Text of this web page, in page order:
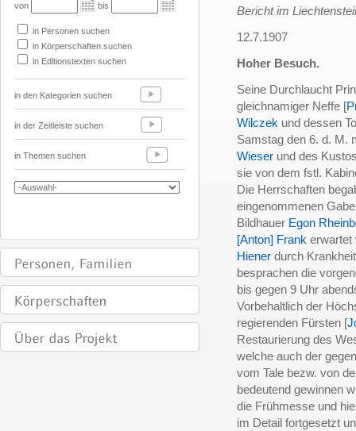
von bis
in Personen suchen
in Körperschaften suchen
in Editionstexten suchen
in den Kategorien suchen
in der Zeitleiste suchen
in Themen suchen
Bericht im
12.7.1907
Hoher Besuch.
Seine Durchlaucht
gleichnamiger Neffe [
Wilczek und dessen
Samstag den 6. d. M.
Wieser und des
sie von dem fstl.
Die Herrschaften
eingenommenen
Bildhauer Egon
[Anton] Frank erwartet
Hiener durch
besprachen die
bis gegen 9 Uhr
Vorbehaltlich der
regierenden Fürsten [
Restaurierung des
welche auch der
vom Tale bezw. von
bedeutend gewinnen
die Frühmesse und
im Detail fortgesetzt